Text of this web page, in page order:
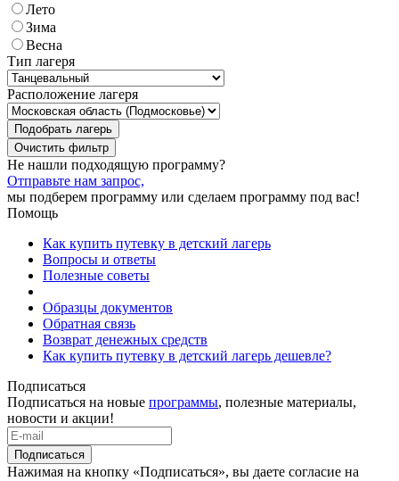
Лето
Зима
Весна
Тип лагеря
Расположение лагеря
Подобрать лагерь
Не нашли подходящую программу?
Отправьте нам запрос,
мы подберем программу или сделаем программу под вас!
Помощь
Как купить путевку в детский лагерь
Вопросы и ответы
Полезные советы
Образцы документов
Обратная связь
Возврат денежных средств
Как купить путевку в детский лагерь дешевле?
Подписаться
Подписаться на новые программы, полезные материалы,
новости и акции!
Подписаться
Нажимая на кнопку «Подписаться», вы даете согласие на